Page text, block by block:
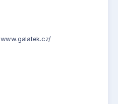
www.galatek.cz/